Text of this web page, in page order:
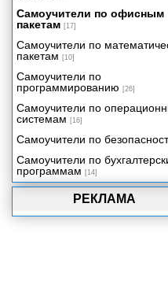
РЕКЛАМА
Печать документа Word
Знакомимся с Excel 2003
Ввод и редактирование
Excel
Форматирование и защита
Excel 2003
Выполнение расчетов по
формулам в Excel 2003
Построение диаграмм,
рисунка на листе Excel
Анализ данных в Excel 2003
Печать документа и
Знакомимся с Outlook 2003
Самоучители по офисным
пакетам [17]
Самоучители по
пакетам [10]
Самоучители по
программированию [26]
Самоучители по
системам [16]
Самоучители по
Самоучители по
программам [14]